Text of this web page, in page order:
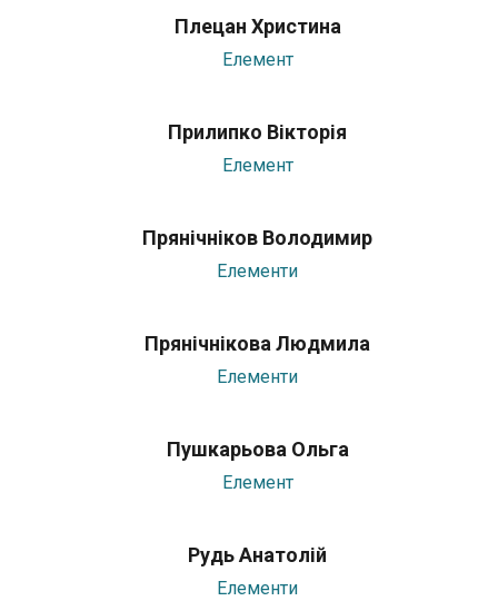
Плецан Христина
Елемент
Прилипко Вікторія
Елемент
Прянічніков Володимир
Елементи
Прянічнікова Людмила
Елементи
Пушкарьова Ольга
Елемент
Рудь Анатолій
Елементи